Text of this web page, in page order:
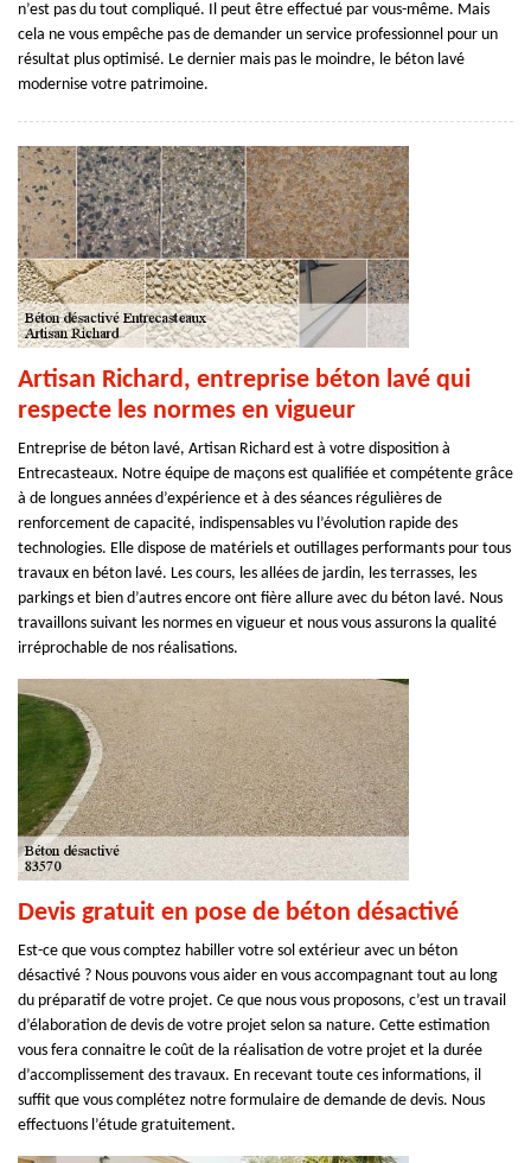
n’est pas du tout compliqué. Il peut être effectué par vous-même. Mais
cela ne vous empêche pas de demander un service professionnel pour un
résultat plus optimisé. Le dernier mais pas le moindre, le béton lavé
modernise votre patrimoine.
Artisan Richard, entreprise béton lavé qui
respecte les normes en vigueur
Entreprise de béton lavé, Artisan Richard est à votre disposition à
Entrecasteaux. Notre équipe de maçons est qualifiée et compétente grâce
à de longues années d’expérience et à des séances régulières de
renforcement de capacité, indispensables vu l’évolution rapide des
technologies. Elle dispose de matériels et outillages performants pour tous
travaux en béton lavé. Les cours, les allées de jardin, les terrasses, les
parkings et bien d’autres encore ont fière allure avec du béton lavé. Nous
travaillons suivant les normes en vigueur et nous vous assurons la qualité
irréprochable de nos réalisations.
Devis gratuit en pose de béton désactivé
Est-ce que vous comptez habiller votre sol extérieur avec un béton
désactivé ? Nous pouvons vous aider en vous accompagnant tout au long
du préparatif de votre projet. Ce que nous vous proposons, c’est un travail
d’élaboration de devis de votre projet selon sa nature. Cette estimation
vous fera connaitre le coût de la réalisation de votre projet et la durée
d’accomplissement des travaux. En recevant toute ces informations, il
suffit que vous complétez notre formulaire de demande de devis. Nous
effectuons l’étude gratuitement.